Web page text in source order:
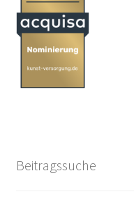
Beitragssuche